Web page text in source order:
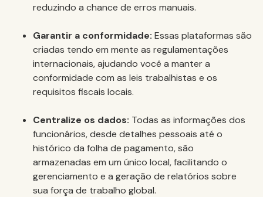
reduzindo a chance de erros manuais.
Garantir a conformidade: Essas plataformas são
criadas tendo em mente as regulamentações
internacionais, ajudando você a manter a
conformidade com as leis trabalhistas e os
requisitos fiscais locais.
Centralize os dados: Todas as informações dos
funcionários, desde detalhes pessoais até o
histórico da folha de pagamento, são
armazenadas em um único local, facilitando o
gerenciamento e a geração de relatórios sobre
sua força de trabalho global.